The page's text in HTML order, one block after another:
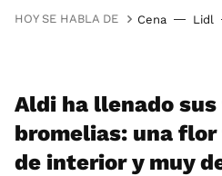
HOY SE HABLA DE Cena Lidl
Aldi ha llenado
bromelias: una
de interior y muy